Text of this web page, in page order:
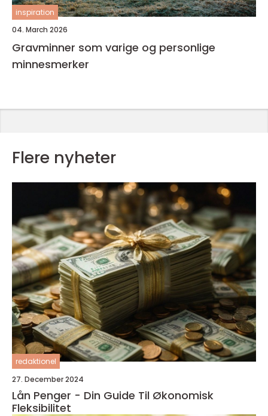
inspiration
04. March 2026
Gravminner som varige og personlige
minnesmerker
Flere nyheter
redaktionel
27. December 2024
Lån Penger - Din Guide Til Økonomisk
Fleksibilitet